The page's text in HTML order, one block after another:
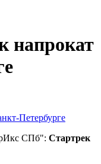
напрокат
Петербурге
СПб": Стартрек